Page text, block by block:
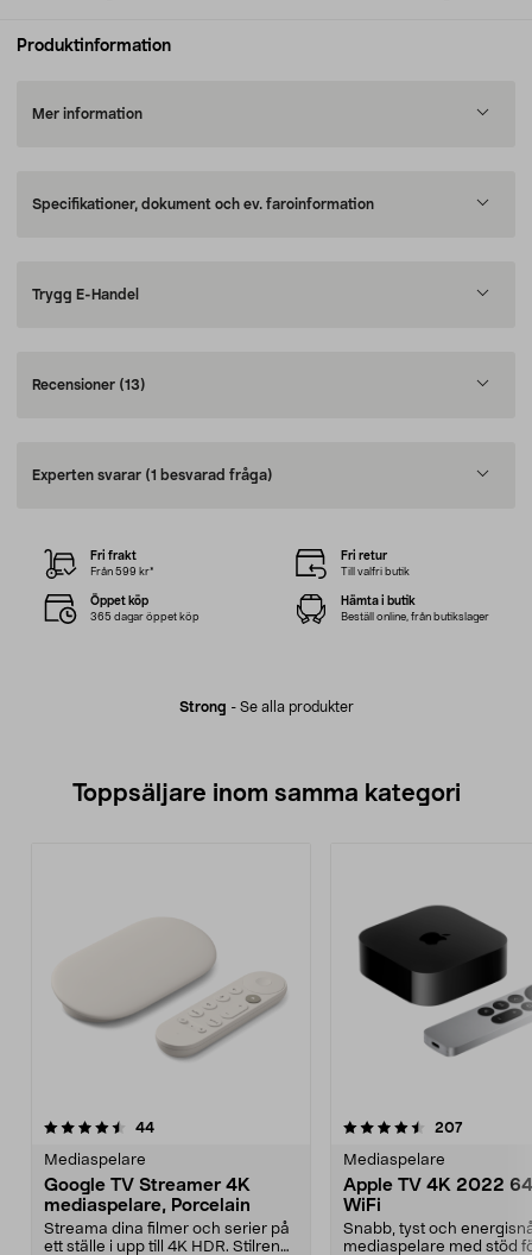
Produktinformation
Mer information
Specifikationer, dokument och ev. faroinformation
Trygg E-Handel
Recensioner (13)
Experten svarar (1 besvarad fråga)
Strong - Se alla produkter
Fri frakt
Från 599 kr*
Fri retur
Till valfri butik
Öppet köp
365 dagar öppet köp
Hämta i butik
Beställ online, från butikslager
Toppsäljare inom samma kategori
44recensioner
Mediaspelare
Google TV Streamer 4K
mediaspelare, Porcelain
Streama dina filmer och serier på
ett ställe i upp till 4K HDR. Stilren
4.5 av 5 stjärnor 207
Mediaspelare
Apple TV 4K 2022
WiFi
Snabb, tyst och
mediaspelare med stöd
4.5 av 5 stjärnor